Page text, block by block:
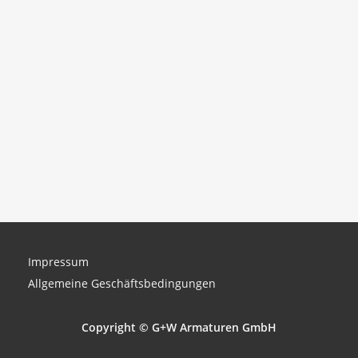
Copyright © G+W Armaturen GmbH
Impressum
Allgemeine Geschäftsbedingungen